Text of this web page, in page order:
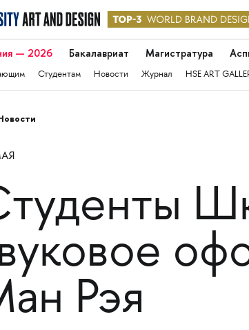
— 2026 Бакалавриат Магистратура
Студентам Новости Журнал HSE ART
Рэя